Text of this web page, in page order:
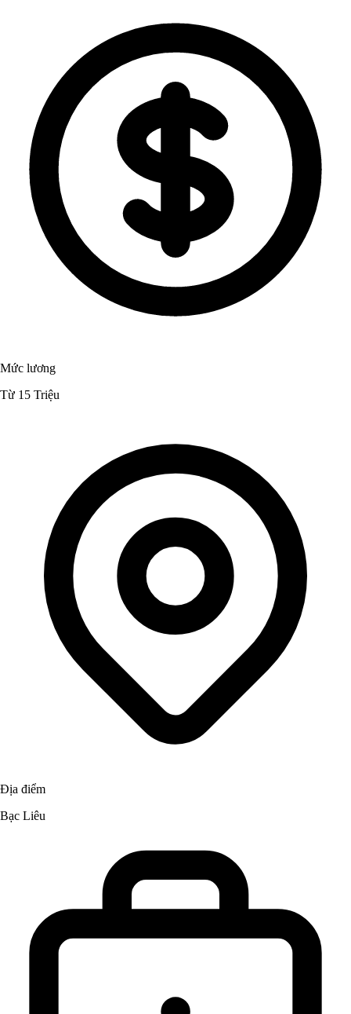
Mức lương
Từ 15 Triệu
Địa điểm
Bạc Liêu